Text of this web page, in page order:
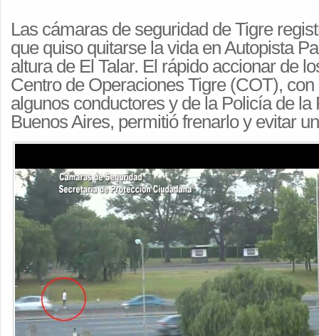
Las cámaras de seguridad de Tigre
que quiso quitarse la vida en Autopista
altura de El Talar. El rápido accionar de
Centro de Operaciones Tigre (COT), con
algunos conductores y de la Policía de la
Buenos Aires, permitió frenarlo y evitar